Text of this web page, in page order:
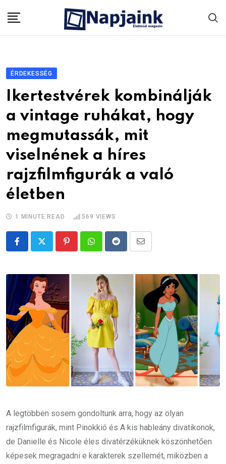
ÉRDEKESSÉG
Ikertestvérek kombinálják
a vintage ruhákat, hogy
megmutassák, mit
viselnének a híres
rajzfilmfigurák a való
életben
1 MINUTE READ 569 VIEWS
PinterestWhatsappRedditShare
Email
A legtöbben sosem gondoltunk arra, hogy az olyan
rajzfilmfigurák, mint Pinokkió és A kis hableány divatikonok,
de Danielle és Nicole éles divatérzéküknek köszönhetően
képesek megragadni e karakterek szellemét, miközben a